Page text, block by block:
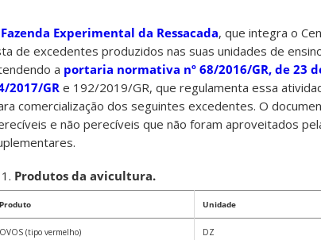
Fazenda Experimental da Ressacada, que integra o
de excedentes produzidos nas suas unidades de
a portaria normativa nº 68/2016/GR, de 23
2017/GR e 192/2019/GR, que regulamenta essa
comercialização dos seguintes excedentes. O
e não perecíveis que não foram aproveitados
Produtos da avicultura.
Produto Unidade
OVOS (tipo vermelho) DZ